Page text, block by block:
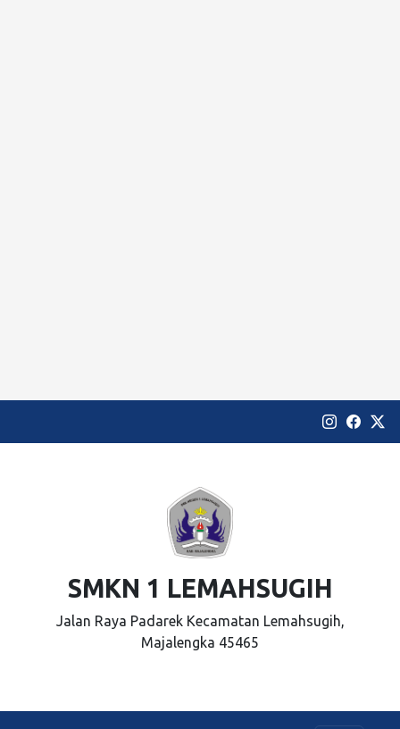
SMKN 1 LEMAHSUGIH
Jalan Raya Padarek Kecamatan Lemahsugih,
Majalengka 45465